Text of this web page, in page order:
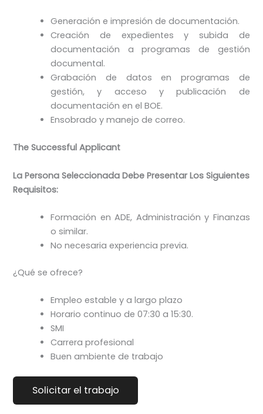
Generación e impresión de documentación.
Creación de expedientes y subida de
documentación a programas de gestión
documental.
Grabación de datos en programas de
gestión, y acceso y publicación de
documentación en el BOE.
Ensobrado y manejo de correo.
The Successful Applicant
La Persona Seleccionada Debe Presentar Los Siguientes
Requisitos:
Formación en ADE, Administración y Finanzas
o similar.
No necesaria experiencia previa.
¿Qué se ofrece?
Empleo estable y a largo plazo
Horario continuo de 07:30 a 15:30.
SMI
Carrera profesional
Buen ambiente de trabajo